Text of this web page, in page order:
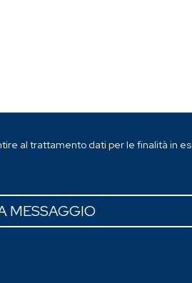
al trattamento dati per le finalità in
MESSAGGIO